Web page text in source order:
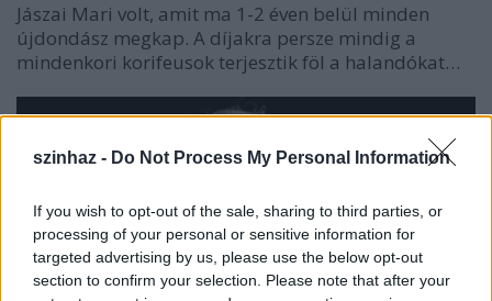
szinhaz - Do Not Process My Personal Information
If you wish to opt-out of the sale, sharing to third parties, or
processing of your personal or sensitive information for
targeted advertising by us, please use the below opt-out
section to confirm your selection. Please note that after your
Jászai Mari volt, amit ma 1-2 éven belül minden
újdondász megkap. A díjakra persze mindig a
mindenkori korifeusok terjesztik föl a halandókat…